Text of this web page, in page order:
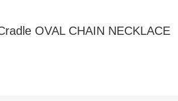
OVAL CHAIN NECKLACE